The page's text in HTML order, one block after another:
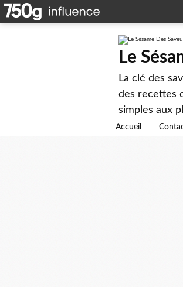
Le
La clé des
des recettes
simples aux
Accueil